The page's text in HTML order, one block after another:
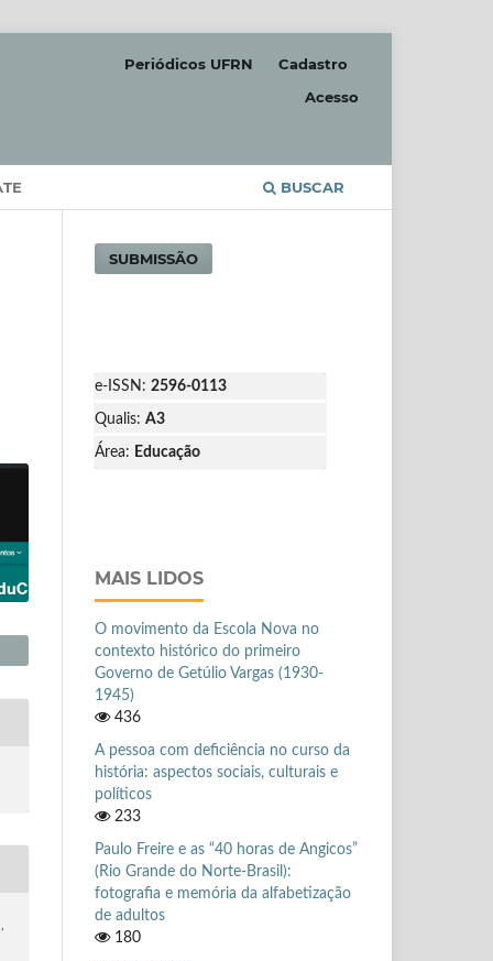
BUSCAR
Periódicos UFRN
Cadastro
Acesso
SUBMISSÃO
e-ISSN: 2596-0113
Qualis: A3
Área: Educação
MAIS LIDOS
O movimento da Escola Nova no
contexto histórico do primeiro
Governo de Getúlio Vargas (1930-
1945)
436
A pessoa com deficiência no curso da
história: aspectos sociais, culturais e
políticos
233
Paulo Freire e as “40 horas de Angicos”
(Rio Grande do Norte-Brasil):
fotografia e memória da alfabetização
de adultos
180